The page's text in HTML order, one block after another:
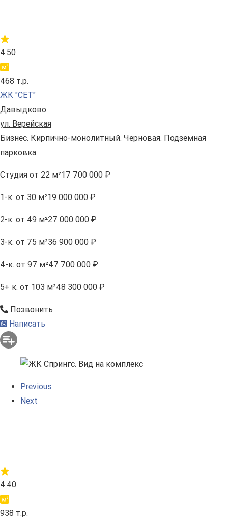
4.50
468 т.р.
ЖК "СЕТ"
Давыдково
ул. Верейская
Бизнес. Кирпично-монолитный. Черновая. Подземная
парковка.
Студия от 22 м²17 700 000 ₽
1-к. от 30 м²19 000 000 ₽
2-к. от 49 м²27 000 000 ₽
3-к. от 75 м²36 900 000 ₽
4-к. от 97 м²47 700 000 ₽
5+ к. от 103 м²48 300 000 ₽
Позвонить
Написать
Previous
Next
4.40
938 т.р.